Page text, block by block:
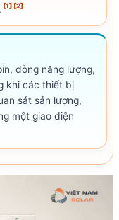
[1] [2]
dòng năng lượng,
khi các thiết bị
sát sản lượng,
một giao diện